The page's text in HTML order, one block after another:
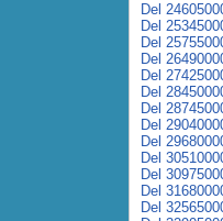
Del
Del
Del
Del
Del
Del
Del
Del
Del
Del
Del
Del
Del